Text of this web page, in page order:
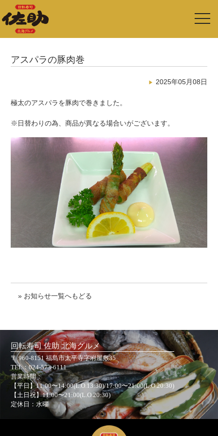
アスパラの豚肉巻
2025年05月08日
極太のアスパラを豚肉で巻きました。
※日替わりの為、商品が異なる場合いがございます。
» お知らせ一覧へもどる
回転寿司 佐助 北海グルメ
〒 960-8151 福島市太平寺字坿屋敷35
TEL：024-573-6111
営業時間：
【平日】11:00〜14:00(L.O.13:30)/17:00〜21:00(L.O.20:30)
【土日祝】11:00〜21:00(L.O.20:30)
定休日：水曜